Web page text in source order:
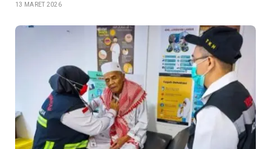
13 MARET 2026